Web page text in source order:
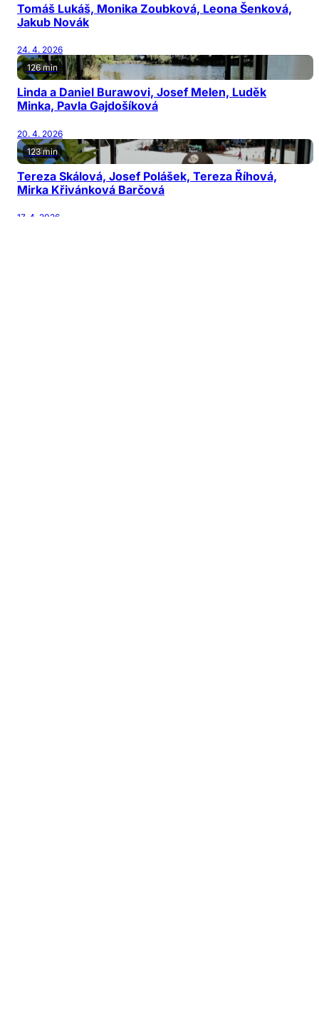
Tomáš Lukáš, Monika Zoubková, Leona Šenková,
Jakub Novák
24. 4. 2026
126 min
Linda a Daniel Burawovi, Josef Melen, Luděk
Minka, Pavla Gajdošíková
20. 4. 2026
123 min
Tereza Skálová, Josef Polášek, Tereza Říhová,
Mirka Křivánková Barčová
17. 4. 2026